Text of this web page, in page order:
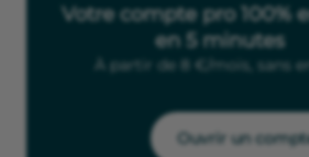
Votre compte pro 100%
en 5 minutes
À partir de 8 €/mois, sans
Ouvrir un